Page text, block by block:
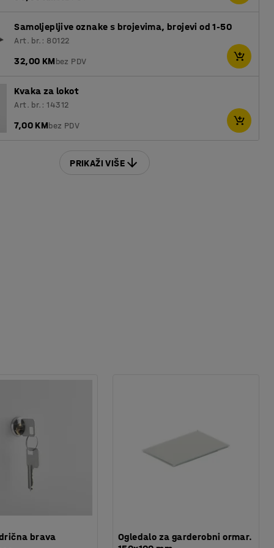
Samoljepljive oznake s brojevima, brojevi od 1-50
Art. br.: 80122
32,00 KMbez PDV
Kvaka za lokot
Art. br.: 14312
7,00 KMbez PDV
PRIKAŽI VIŠE
brava
Ogledalo za garderobni ormar.